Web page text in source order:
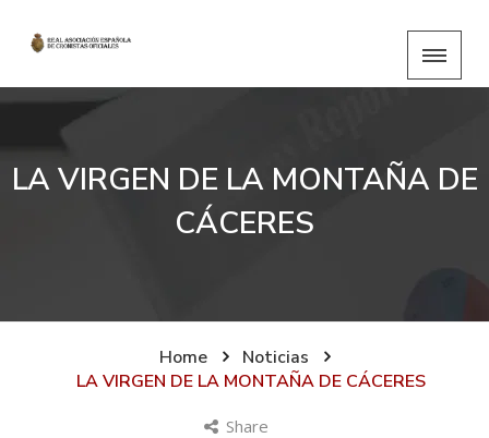
LA VIRGEN DE LA MONTAÑA DE
CÁCERES
Home
Noticias
LA VIRGEN DE LA MONTAÑA DE CÁCERES
Share